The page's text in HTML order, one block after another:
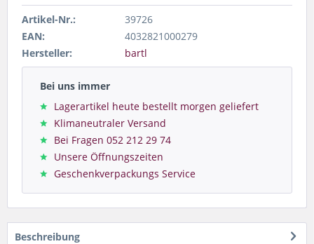
Artikel-Nr.:
39726
EAN:
4032821000279
Hersteller:
bartl
Bei uns immer
Lagerartikel heute bestellt morgen geliefert
Klimaneutraler Versand
Bei Fragen 052 212 29 74
Unsere Öffnungszeiten
Geschenkverpackungs Service
Beschreibung